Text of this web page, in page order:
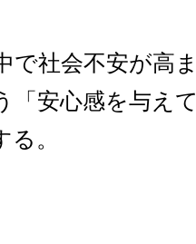
で社会不安が高
「安心感を与え
。